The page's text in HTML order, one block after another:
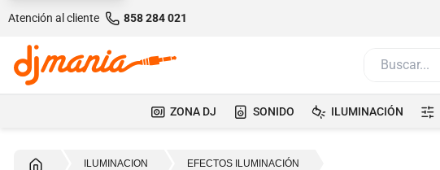
Atención al cliente 858 284 021
ZONA DJ SONIDO ILUMINACIÓN
ILUMINACION EFECTOS ILUMINACIÓN